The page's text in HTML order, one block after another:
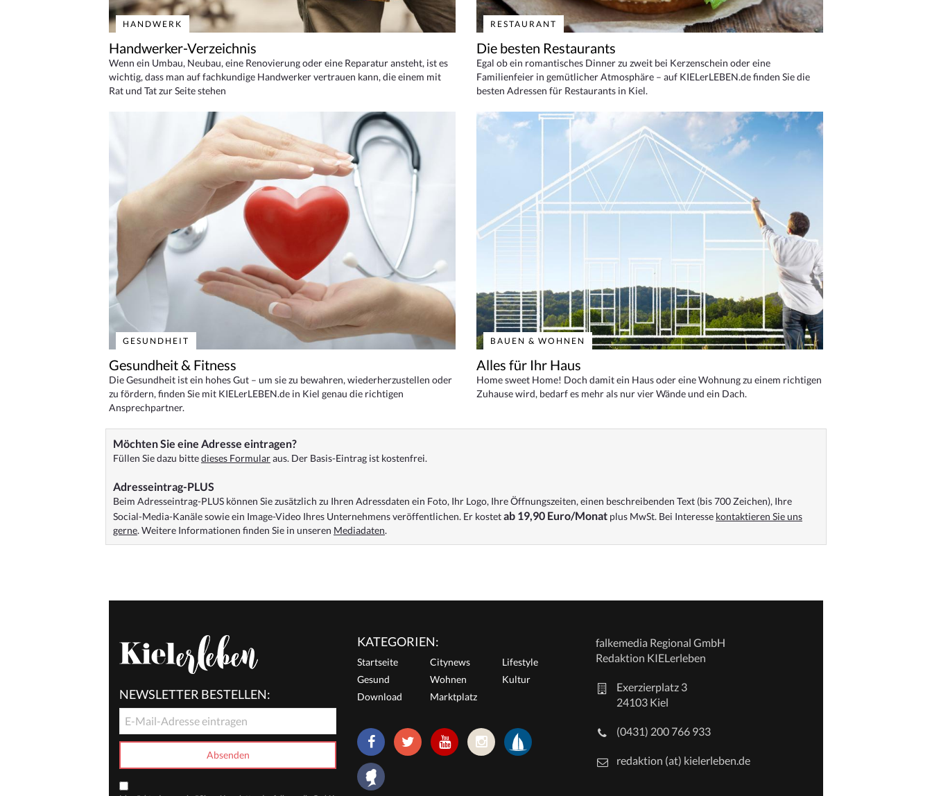
HANDWERK
Handwerker-Verzeichnis
Wenn ein Umbau, Neubau, eine Renovierung oder eine Reparatur ansteht, ist es
wichtig, dass man auf fachkundige Handwerker vertrauen kann, die einem mit
Rat und Tat zur Seite stehen
RESTAURANT
Die besten Restaurants
Egal ob ein romantisches Dinner zu zweit bei Kerzenschein oder eine
Familienfeier in gemütlicher Atmosphäre – auf KIELerLEBEN.de finden Sie die
besten Adressen für Restaurants in Kiel.
GESUNDHEIT
Gesundheit & Fitness
Die Gesundheit ist ein hohes Gut – um sie zu bewahren, wiederherzustellen oder
zu fördern, finden Sie mit KIELerLEBEN.de in Kiel genau die richtigen
Ansprechpartner.
BAUEN & WOHNEN
Alles für Ihr Haus
Home sweet Home! Doch damit ein Haus oder eine Wohnung zu einem richtigen
Zuhause wird, bedarf es mehr als nur vier Wände und ein Dach.
Möchten Sie eine Adresse eintragen?
Füllen Sie dazu bittedieses Formularaus. Der Basis-Eintrag ist kostenfrei.
Adresseintrag-PLUS
Beim Adresseintrag-PLUS können Sie zusätzlich zu Ihren Adressdaten ein Foto, Ihr Logo, Ihre Öffnungszeiten, einen beschreibenden Text (bis 700 Zeichen), Ihre
Social-Media-Kanäle sowie ein Image-Video Ihres Unternehmens veröffentlichen. Er kostetab 19,90 Euro/Monat plus MwSt. Bei Interesse kontaktieren Sie uns
gerne. Weitere Informationen finden Sie in unseren Mediadaten.
NEWSLETTER BESTELLEN:
KATEGORIEN:
Startseite Citynews
Lifestyle
Gesund
Wohnen
Kultur
Download
Marktplatz
falkemedia Regional GmbH
Redaktion KIELerleben
Exerzierplatz 3
24103 Kiel
(0431) 200 766 933
redaktion (at) kielerleben.de